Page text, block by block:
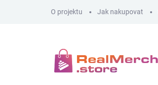
O projektu Jak nakupovat